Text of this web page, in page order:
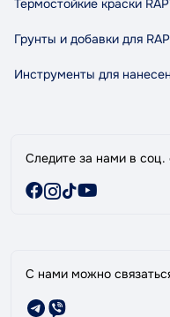
Индикативный расход
Бренды
Термостойкие краски
Грунты и добавки для
Инструменты для
Следите за нами в соц.
С нами можно